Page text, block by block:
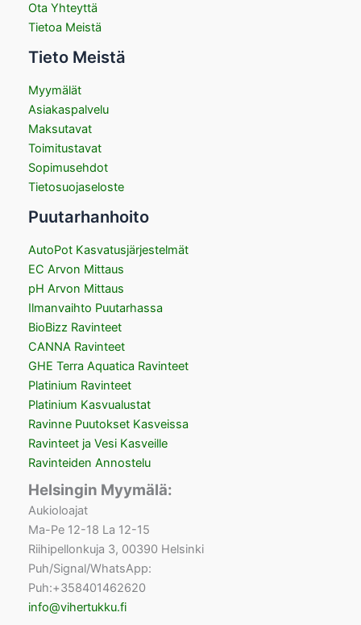
Ota Yhteyttä
Tietoa Meistä
Tieto Meistä
Myymälät
Asiakaspalvelu
Maksutavat
Toimitustavat
Sopimusehdot
Tietosuojaseloste
Puutarhanhoito
AutoPot Kasvatusjärjestelmät
EC Arvon Mittaus
pH Arvon Mittaus
Ilmanvaihto Puutarhassa
BioBizz Ravinteet
CANNA Ravinteet
GHE Terra Aquatica Ravinteet
Platinium Ravinteet
Platinium Kasvualustat
Ravinne Puutokset Kasveissa
Ravinteet ja Vesi Kasveille
Ravinteiden Annostelu
Helsingin Myymälä:
Aukioloajat
Ma-Pe 12-18 La 12-15
Riihipellonkuja 3, 00390 Helsinki
Puh/Signal/WhatsApp:
Puh:+358401462620
info@vihertukku.fi